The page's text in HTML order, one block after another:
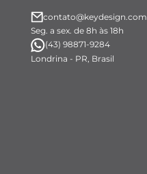
Seg. a sex. de 8h às 18h
(43) 98871-9284
Londrina - PR, Brasil